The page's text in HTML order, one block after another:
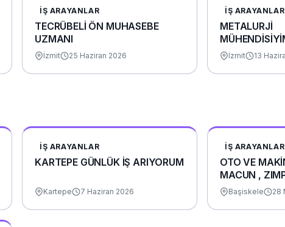
İŞ ARAYANLAR
TECRÜBELİ ÖN MUHASEBE
UZMANI
İzmit 25 Haziran 2026
İŞ ARAYANLAR
METALURJİ
YAPTIM.
İzmit 13
İŞ ARAYANLAR
KARTEPE GÜNLÜK İŞ ARIYORUM
Kartepe 7 Haziran 2026
İŞ ARAYANLAR
OTO VE
MACUN ,
Başiskele 28